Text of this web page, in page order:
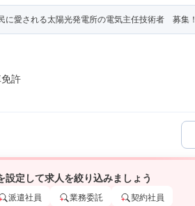
に愛される太陽光発電所の電気主任技術者 募集！
許
設定して求人を絞り込みましょう
派遣社員 業務委託 契約社員